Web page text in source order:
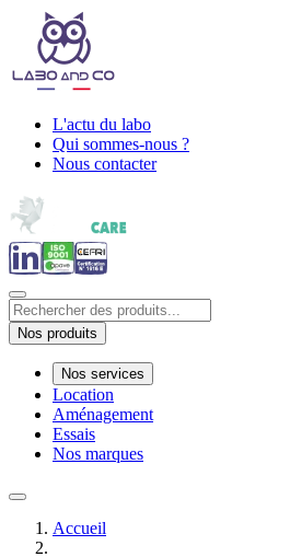
L'actu du labo
Qui sommes-nous ?
Nous contacter
Nos produits
Nos services
Location
Aménagement
Essais
Nos marques
Accueil